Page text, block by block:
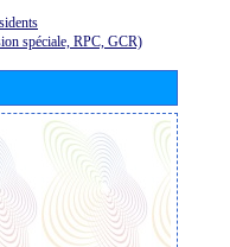
spéciale, RPC, GCR)